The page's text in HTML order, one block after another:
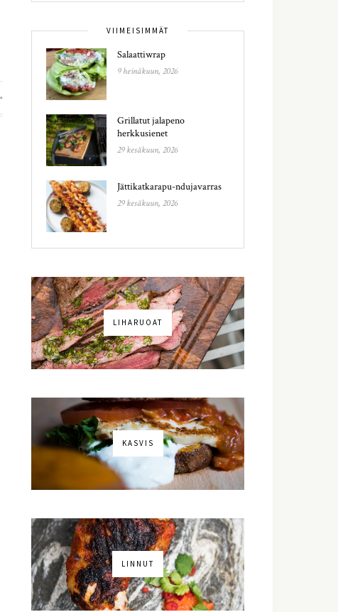
VIIMEISIMMÄT
Salaattiwrap
9 heinäkuun, 2026
Grillatut jalapeno
herkkusienet
29 kesäkuun, 2026
Jättikatkarapu-ndujavarras
29 kesäkuun, 2026
LIHARUOAT
KASVIS
LINNUT